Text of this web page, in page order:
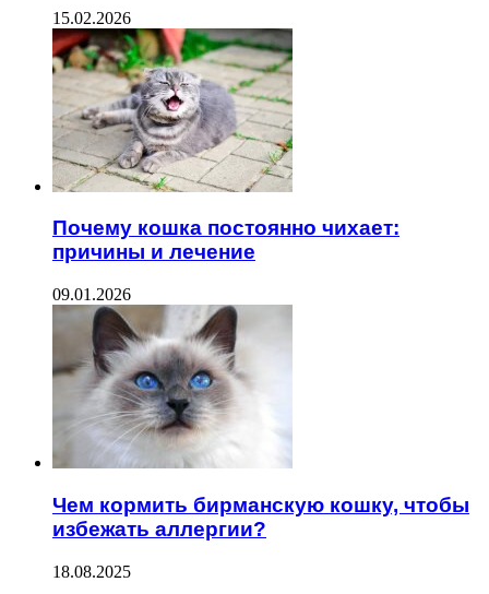
15.02.2026
Почему кошка постоянно чихает:
причины и лечение
09.01.2026
Чем кормить бирманскую кошку, чтобы
избежать аллергии?
18.08.2025